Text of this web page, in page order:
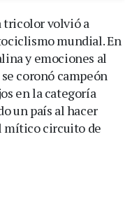
tricolor volvió a
mundial. En
y emociones al
coronó campeón
en la categoría
un país al hacer
mítico circuito de